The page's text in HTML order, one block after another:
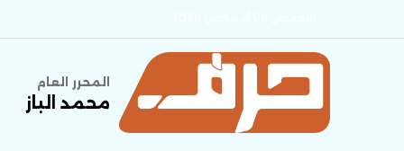
المحرر العام
محمد الباز